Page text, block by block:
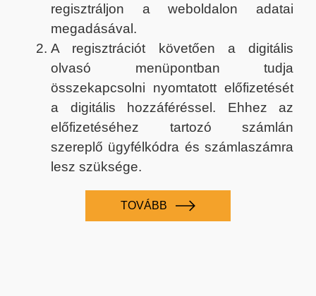
regisztráljon a weboldalon adatai
megadásával.
A regisztrációt követően a digitális
olvasó menüpontban tudja
összekapcsolni nyomtatott előfizetését
a digitális hozzáféréssel. Ehhez az
előfizetéséhez tartozó számlán
szereplő ügyfélkódra és számlaszámra
lesz szüksége.
TOVÁBB